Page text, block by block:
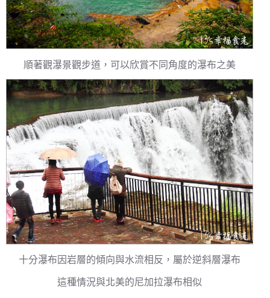
順著觀瀑景觀步道，可以欣賞不同角度的瀑布之美
十分瀑布因岩層的傾向與水流相反，屬於逆斜層瀑布
這種情況與北美的尼加拉瀑布相似